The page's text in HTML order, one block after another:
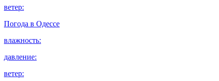
ветер:
Погода в Одессе
влажность:
давление:
ветер: